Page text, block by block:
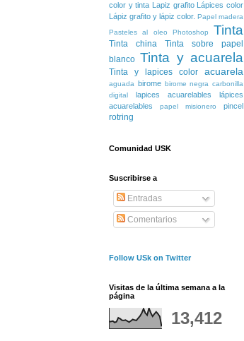
color y tinta
Lapiz grafito
Lápices color
Lápiz grafito y lápiz color. Papel madera
Pasteles al oleo
Photoshop Tinta
Tinta china
Tinta sobre papel
blanco Tinta y acuarela
Tinta y lapices color acuarela
aguada birome birome negra carbonilla
digital
lapices acuarelables
lápices
acuarelables
papel misionero pincel
rotring
Comunidad USK
Suscribirse a
Entradas
Comentarios
Follow USk on Twitter
Visitas de la última semana a la
página
13,412